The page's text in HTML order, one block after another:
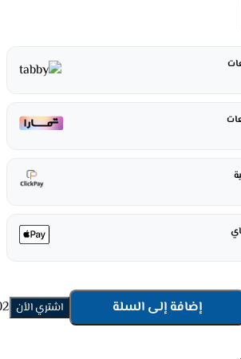
- أسود 816102022إضافة إلى السلة اشتري الأن